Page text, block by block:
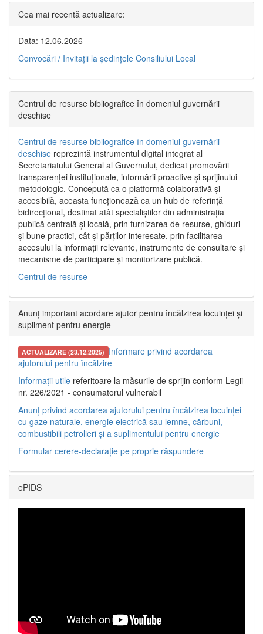
Cea mai recentă actualizare:
Data: 12.06.2026
Convocări / Invitaţii la şedinţele Consiliului Local
Centrul de resurse bibliografice în domeniul guvernării
deschise
Centrul de resurse bibliografice în domeniul guvernării
deschise reprezintă instrumentul digital integrat al
Secretariatului General al Guvernului, dedicat promovării
transparenței instituționale, informării proactive și sprijinului
metodologic. Concepută ca o platformă colaborativă și
accesibilă, aceasta funcționează ca un hub de referință
bidirecțional, destinat atât specialiștilor din administrația
publică centrală și locală, prin furnizarea de resurse, ghiduri
și bune practici, cât și părților interesate, prin facilitarea
accesului la informații relevante, instrumente de consultare și
mecanisme de participare și monitorizare publică.
Centrul de resurse
Anunț important acordare ajutor pentru încălzirea locuinței și
supliment pentru energie
ACTUALIZARE (23.12.2025) Informare privind acordarea
ajutorului pentru încălzire
Informații utile referitoare la măsurile de sprijin conform Legii
nr. 226/2021 - consumatorul vulnerabil
Anunț privind acordarea ajutorului pentru încălzirea locuinței
cu gaze naturale, energie electrică sau lemne, cărbuni,
combustibili petrolieri și a suplimentului pentru energie
Formular cerere-declarație pe proprie răspundere
ePIDS